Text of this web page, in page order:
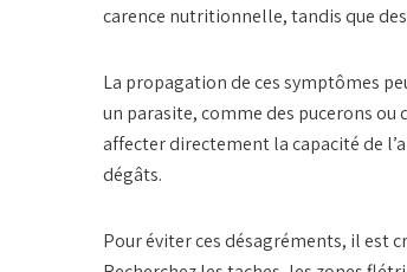
carence nutritionnelle, tandis que
La propagation de ces symptômes
un parasite, comme des pucerons
affecter directement la capacité de
dégâts.
Pour éviter ces désagréments, il est